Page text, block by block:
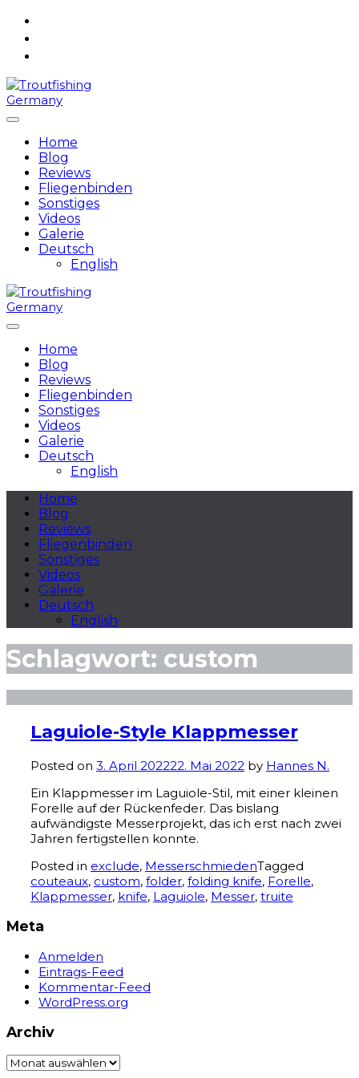
Skip
Home
Blog
Reviews
Fliegenbinden
Sonstiges
Videos
Galerie
Deutsch
English
Home
Blog
Reviews
Fliegenbinden
Sonstiges
Videos
Galerie
Deutsch
English
Home
Blog
Reviews
Fliegenbinden
Sonstiges
Videos
Galerie
Deutsch
English
Schlagwort: custom
Laguiole-Style Klappmesser
Posted on 3. April 202222. Mai 2022 by Hannes N.
Ein Klappmesser im Laguiole-Stil, mit einer kleinen
Forelle auf der Rückenfeder. Das bislang
aufwändigste Messerprojekt, das ich erst nach zwei
Jahren fertigstellen konnte.
Posted in exclude, MesserschmiedenTagged
couteaux, custom, folder, folding knife, Forelle,
Klappmesser, knife, Laguiole, Messer, truite
Meta
Anmelden
Eintrags-Feed
Kommentar-Feed
WordPress.org
Archiv
Archiv